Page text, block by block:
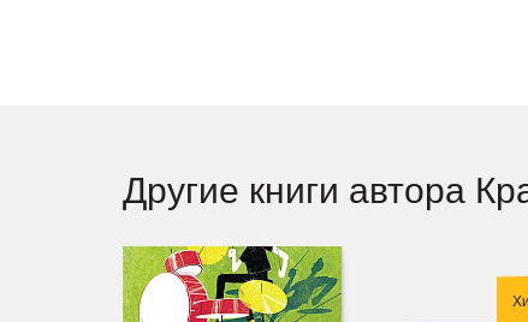
Другие книги автора